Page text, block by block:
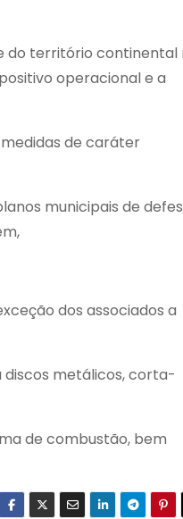
do território continental
operacional e a
de caráter
municipais de
dos associados a
discos metálicos, corta-
de combustão, bem